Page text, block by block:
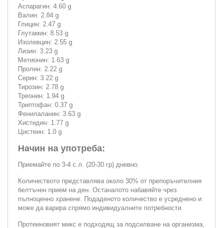
Аспарагин: 4.60 g
Валин: 2.84 g
Глицин: 2.47 g
Глутамин: 8.53 g
Изолевцин: 2.55 g
Лизин: 3.23 g
Метионин: 1.63 g
Пролин: 2.22 g
Серин: 3.22 g
Тирозин: 2.78 g
Треонин: 1.94 g
Триптофан: 0.37 g
Фенилаланин: 3.63 g
Хистидин: 1.77 g
Цистеин: 1.0 g
Начин на употреба:
Приемайте по 3-4 с.л. (20-30 гр) дневно.
Количеството представлява около 30% от препоръчителния
белтъчен прием на ден. Останалото набавяйте чрез
пълноценно хранене. Подаденото количество е усреднено и
може да варира спрямо индивидуалните потребности.
Протеиновият микс е подходящ за подсилване на организма,